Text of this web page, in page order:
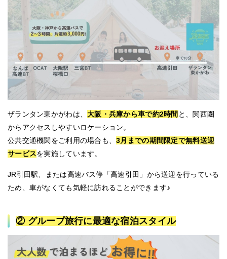
ザランタン東かがわは、大阪・兵庫から車で約2時間 と、関西圏
からアクセスしやすいロケーション。
公共交通機関をご利用の場合も、3月までの期間限定で無料送迎
サービスを実施しています。
JR引田駅、または高速バス停「高速引田」から送迎を行っている
ため、車がなくても気軽に訪れることができます♪
② グループ旅行に最適な宿泊スタイル